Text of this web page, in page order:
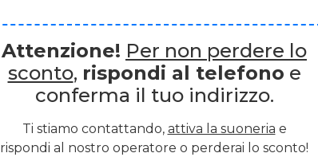
Attenzione! Per non perdere lo
sconto, rispondi al telefono e
conferma il tuo indirizzo.
Ti stiamo contattando, attiva la suoneria e
rispondi al nostro operatore o perderai lo sconto!